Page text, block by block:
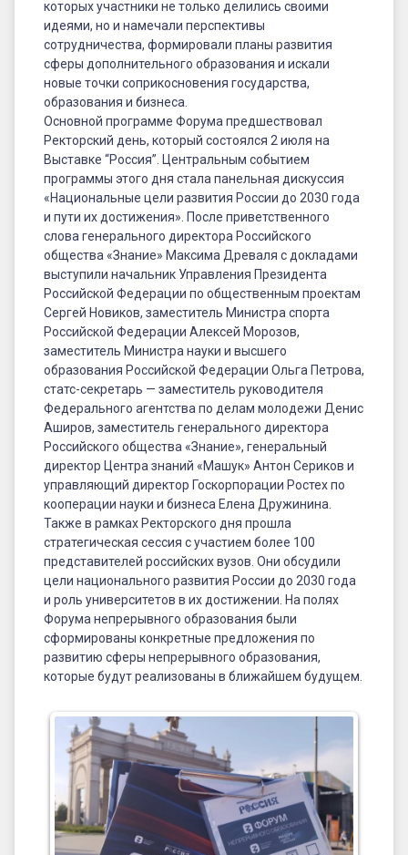
которых участники не только делились своими
идеями, но и намечали перспективы
сотрудничества, формировали планы развития
сферы дополнительного образования и искали
новые точки соприкосновения государства,
образования и бизнеса.
Основной программе Форума предшествовал
Ректорский день, который состоялся 2 июля на
Выставке “Россия”. Центральным событием
программы этого дня стала панельная дискуссия
«Национальные цели развития России до 2030 года
и пути их достижения». После приветственного
слова генерального директора Российского
общества «Знание» Максима Древаля с докладами
выступили начальник Управления Президента
Российской Федерации по общественным проектам
Сергей Новиков, заместитель Министра спорта
Российской Федерации Алексей Морозов,
заместитель Министра науки и высшего
образования Российской Федерации Ольга Петрова,
статс-секретарь — заместитель руководителя
Федерального агентства по делам молодежи Денис
Аширов, заместитель генерального директора
Российского общества «Знание», генеральный
директор Центра знаний «Машук» Антон Сериков и
управляющий директор Госкорпорации Ростех по
кооперации науки и бизнеса Елена Дружинина.
Также в рамках Ректорского дня прошла
стратегическая сессия с участием более 100
представителей российских вузов. Они обсудили
цели национального развития России до 2030 года
и роль университетов в их достижении. На полях
Форума непрерывного образования были
сформированы конкретные предложения по
развитию сферы непрерывного образования,
которые будут реализованы в ближайшем будущем.